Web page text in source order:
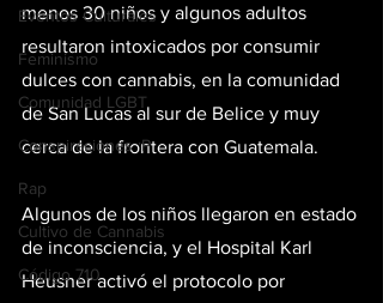
Eventos Culturales
Feminismo
Comunidad LGBT
Conspiraciones :P
Rap
Cultivo de Cannabis
Código 710
menos 30 niños y algunos adultos
resultaron intoxicados por consumir
dulces con cannabis, en la comunidad
de San Lucas al sur de Belice y muy
cerca de la frontera con Guatemala.
Algunos de los niños llegaron en estado
de inconsciencia, y el Hospital Karl
Heusner activó el protocolo por